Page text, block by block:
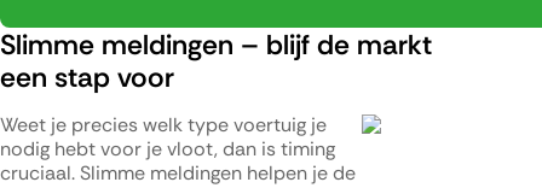
Slimme meldingen – blijf de markt
een stap voor
Weet je precies welk type voertuig je
nodig hebt voor je vloot, dan is timing
cruciaal. Slimme meldingen helpen je de